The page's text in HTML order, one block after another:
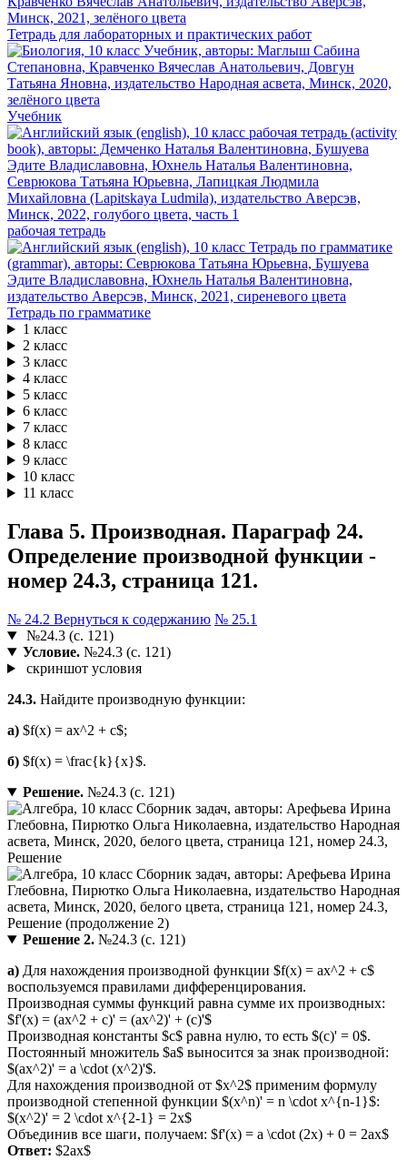
Тетрадь для лабораторных и практических работ
Учебник
рабочая тетрадь
Тетрадь по грамматике
1 класс
2 класс
3 класс
4 класс
5 класс
6 класс
7 класс
8 класс
9 класс
10 класс
11 класс
Глава 5. Производная. Параграф 24.
Определение производной функции -
номер 24.3, страница 121.
№ 24.2 Вернуться к содержанию № 25.1
№24.3 (с. 121)
Условие.№24.3 (с. 121)
скриншот условия
24.3. Найдите производную функции:
a) $f(x) = ax^2 + c$;
б) $f(x) = \frac{k}{x}$.
Решение.№24.3 (с. 121)
Решение 2.№24.3 (с. 121)
а) Для нахождения производной функции $f(x) = ax^2 + c$
воспользуемся правилами дифференцирования.
Производная суммы функций равна сумме их производных:
$f'(x) = (ax^2 + c)' = (ax^2)' + (c)'$
Производная константы $c$ равна нулю, то есть $(c)' = 0$.
Постоянный множитель $a$ выносится за знак производной:
$(ax^2)' = a \cdot (x^2)'$.
Для нахождения производной от $x^2$ применим формулу
производной степенной функции $(x^n)' = n \cdot x^{n-1}$:
$(x^2)' = 2 \cdot x^{2-1} = 2x$
Объединив все шаги, получаем: $f'(x) = a \cdot (2x) + 0 = 2ax$
Ответ: $2ax$